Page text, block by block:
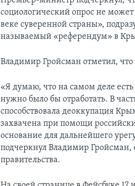
социологический опрос не
веке суверенной страны»,
называемый «референдум» в
Владимир Гройсман отметил, что
«Я думаю, что на самом деле
нужно было бы отработать. В
способствовала деоккупация
захвачена при помощи
основание для дальнейшего
подчеркнул Владимир Гройсман,
правительства.